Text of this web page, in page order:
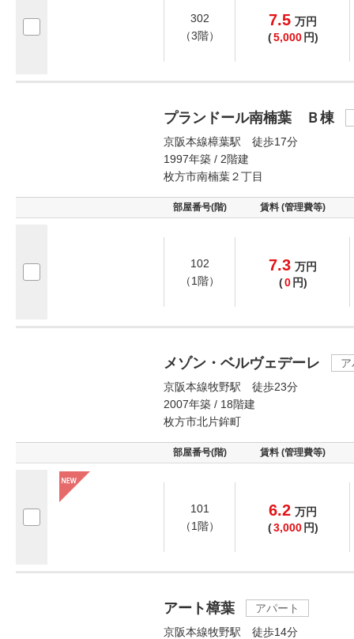
302
（3階）
7.5 万円
(5,000 円)
プランドール南楠葉 Ｂ棟
京阪本線樟葉駅 徒歩17分
1997年築 / 2階建
枚方市南楠葉２丁目
部屋番号(階) 賃料 (管理費等)
102
（1階）
7.3 万円
(0 円)
メゾン・ベルヴェデーレ
京阪本線牧野駅 徒歩23分
2007年築 / 18階建
枚方市北片鉾町
部屋番号(階) 賃料 (管理費等)
101
（1階）
6.2 万円
(3,000 円)
アート樟葉
アパート
京阪本線牧野駅 徒歩14分